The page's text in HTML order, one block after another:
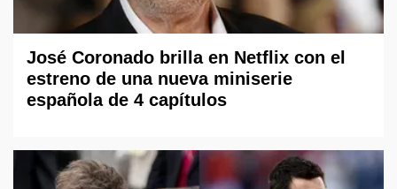
José Coronado brilla en Netflix con el
estreno de una nueva miniserie
española de 4 capítulos